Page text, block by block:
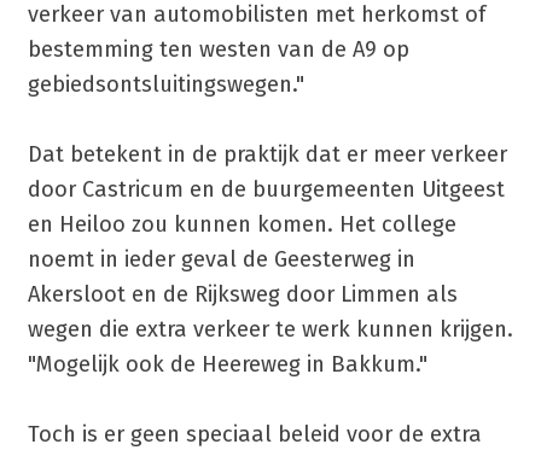
verkeer van automobilisten met herkomst of
bestemming ten westen van de A9 op
gebiedsontsluitingswegen."
Dat betekent in de praktijk dat er meer verkeer
door Castricum en de buurgemeenten Uitgeest
en Heiloo zou kunnen komen. Het college
noemt in ieder geval de Geesterweg in
Akersloot en de Rijksweg door Limmen als
wegen die extra verkeer te werk kunnen krijgen.
"Mogelijk ook de Heereweg in Bakkum."
Toch is er geen speciaal beleid voor de extra